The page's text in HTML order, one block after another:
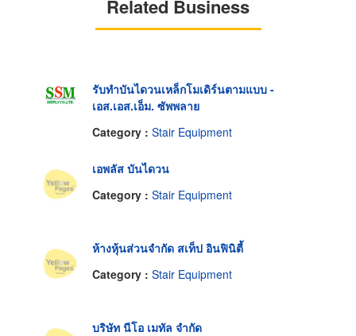
Related Business
รับทำบันไดวนเหล็กโมเดิร์นตามแบบ -
เอส.เอส.เอ็ม. ซัพพลาย
Category : Stair Equipment
เอพลัส บันไดวน
Category : Stair Equipment
ห้างหุ้นส่วนจำกัด สเท็ป อินฟินิตี้
Category : Stair Equipment
บริษัท นีโอ เมทัล จำกัด